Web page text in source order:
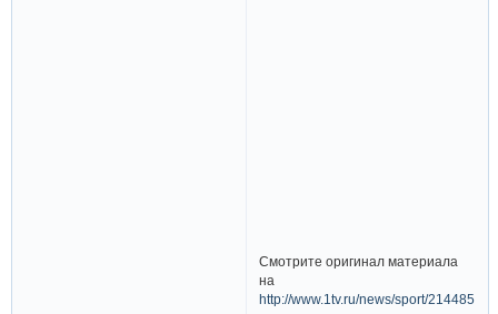
Смотрите оригинал материала
на
http://www.1tv.ru/news/sport/214485